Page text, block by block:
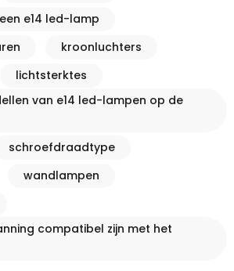
e14 led-lamp
kroonluchters
lichtsterktes
van e14 led-lampen op de
schroefdraadtype
wandlampen
compatibel zijn met het